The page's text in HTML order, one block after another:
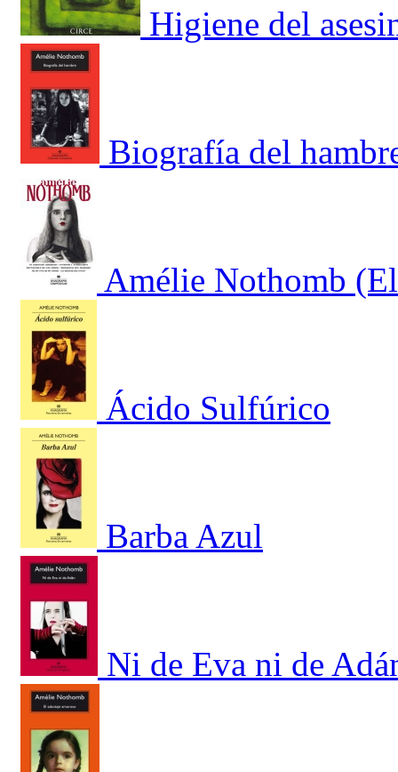
Higiene del
Biografía del
Amélie Nothomb
Ácido Sulfúrico
Barba Azul
Ni de Eva ni de